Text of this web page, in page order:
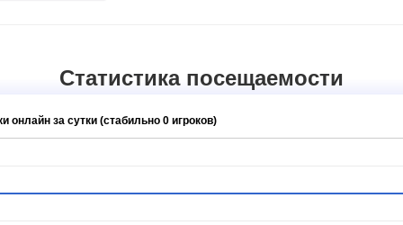
Статистика посещаемости
онлайн за сутки (стабильно 0 игроков)